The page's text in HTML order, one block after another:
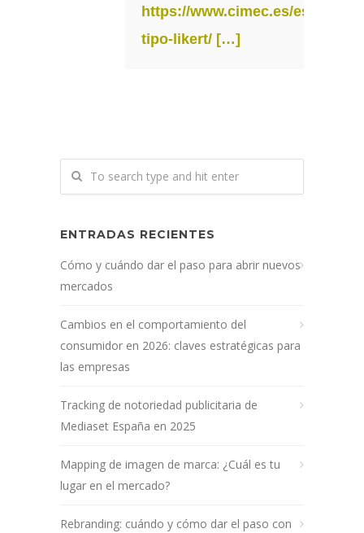
https://www.cimec.es/escalas-
tipo-likert/ […]
ENTRADAS RECIENTES
Cómo y cuándo dar el paso para abrir nuevos
mercados
Cambios en el comportamiento del
consumidor en 2026: claves estratégicas para
las empresas
Tracking de notoriedad publicitaria de
Mediaset España en 2025
Mapping de imagen de marca: ¿Cuál es tu
lugar en el mercado?
Rebranding: cuándo y cómo dar el paso con